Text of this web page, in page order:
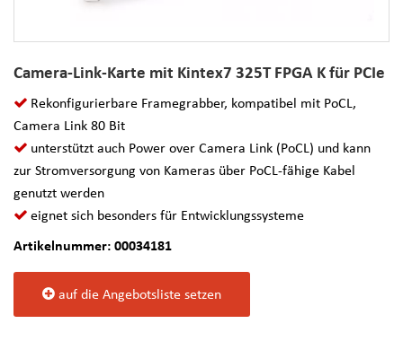
Camera-Link-Karte mit Kintex7 325T FPGA K für PCIe
Rekonfigurierbare Framegrabber, kompatibel mit PoCL,
Camera Link 80 Bit
unterstützt auch Power over Camera Link (PoCL) und kann
zur Stromversorgung von Kameras über PoCL-fähige Kabel
genutzt werden
eignet sich besonders für Entwicklungssysteme
Artikelnummer: 00034181
auf die Angebotsliste setzen